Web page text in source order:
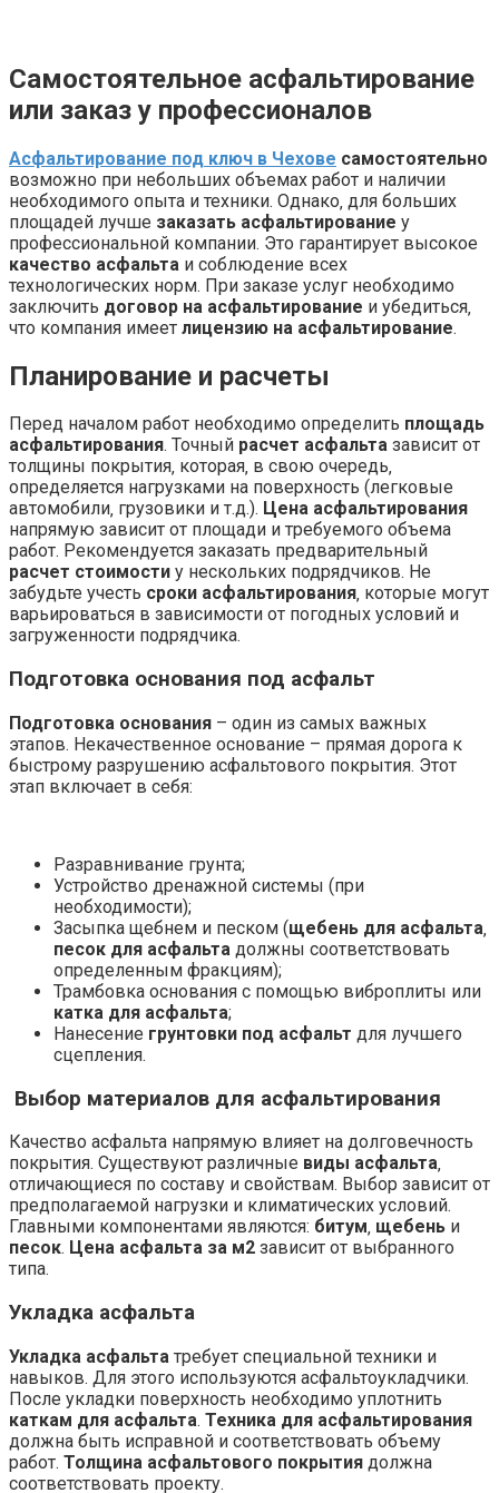
Самостоятельное асфальтирование
или заказ у профессионалов
Асфальтирование под ключ в Чехове самостоятельно
возможно при небольших объемах работ и наличии
необходимого опыта и техники. Однако‚ для больших
площадей лучше заказать асфальтирование у
профессиональной компании. Это гарантирует высокое
качество асфальта и соблюдение всех
технологических норм. При заказе услуг необходимо
заключить договор на асфальтирование и убедиться‚
что компания имеет лицензию на асфальтирование.
Планирование и расчеты
Перед началом работ необходимо определить площадь
асфальтирования. Точный расчет асфальта зависит от
толщины покрытия‚ которая‚ в свою очередь‚
определяется нагрузками на поверхность (легковые
автомобили‚ грузовики и т.д.). Цена асфальтирования
напрямую зависит от площади и требуемого объема
работ. Рекомендуется заказать предварительный
расчет стоимости у нескольких подрядчиков. Не
забудьте учесть сроки асфальтирования‚ которые могут
варьироваться в зависимости от погодных условий и
загруженности подрядчика.
Подготовка основания под асфальт
Подготовка основания – один из самых важных
этапов. Некачественное основание – прямая дорога к
быстрому разрушению асфальтового покрытия. Этот
этап включает в себя:
Разравнивание грунта;
Устройство дренажной системы (при
необходимости);
Засыпка щебнем и песком (щебень для асфальта‚
песок для асфальта должны соответствовать
определенным фракциям);
Трамбовка основания с помощью виброплиты или
катка для асфальта;
Нанесение грунтовки под асфальт для лучшего
сцепления.
Выбор материалов для асфальтирования
Качество асфальта напрямую влияет на долговечность
покрытия. Существуют различные виды асфальта‚
отличающиеся по составу и свойствам. Выбор зависит от
предполагаемой нагрузки и климатических условий.
Главными компонентами являются: битум‚ щебень и
песок. Цена асфальта за м2 зависит от выбранного
типа.
Укладка асфальта
Укладка асфальта требует специальной техники и
навыков. Для этого используются асфальтоукладчики.
После укладки поверхность необходимо уплотнить
каткам для асфальта. Техника для асфальтирования
должна быть исправной и соответствовать объему
работ. Толщина асфальтового покрытия должна
соответствовать проекту.